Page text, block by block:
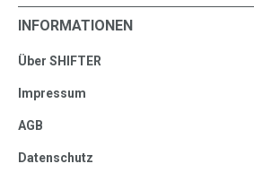
INFORMATIONEN
Über SHIFTER
Impressum
AGB
Datenschutz